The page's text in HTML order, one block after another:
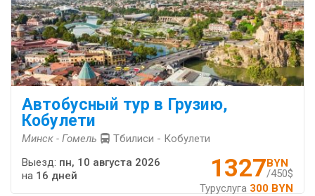
Автобусный тур в Грузию,
Кобулети
Минск - Гомель Тбилиси - Кобулети
1327BYN
/450$
Туруслуга 300 BYN
Выезд: пн, 10 августа 2026
на 16 дней